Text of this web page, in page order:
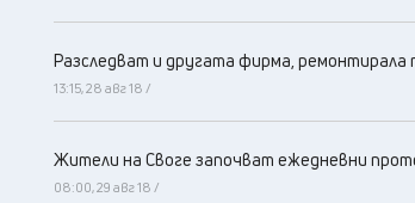
Разследват и другата фирма, ремонтиралa
13:15, 28 авг 18 /
Жители на Своге започват ежедневни
08:00, 29 авг 18 /